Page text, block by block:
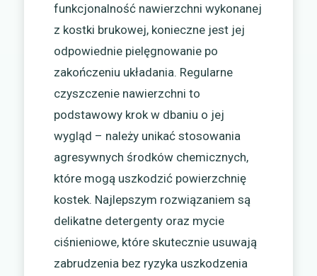
funkcjonalność nawierzchni wykonanej
z kostki brukowej, konieczne jest jej
odpowiednie pielęgnowanie po
zakończeniu układania. Regularne
czyszczenie nawierzchni to
podstawowy krok w dbaniu o jej
wygląd – należy unikać stosowania
agresywnych środków chemicznych,
które mogą uszkodzić powierzchnię
kostek. Najlepszym rozwiązaniem są
delikatne detergenty oraz mycie
ciśnieniowe, które skutecznie usuwają
zabrudzenia bez ryzyka uszkodzenia